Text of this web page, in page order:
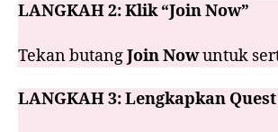
LANGKAH 2:Klik “Join Now”
Tekan butangJoin Nowuntuk
LANGKAH 3:Lengkapkan Quest